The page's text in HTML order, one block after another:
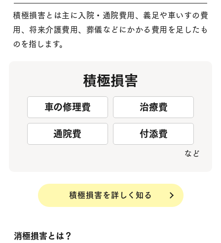
積極損害とは主に入院・通院費用、義足や車いすの費
用、将来介護費用、葬儀などにかかる費用を足したも
のを指します。
積極損害
車の修理費 治療費
通院費 付添費
など
積極損害を詳しく知る
消極損害とは？